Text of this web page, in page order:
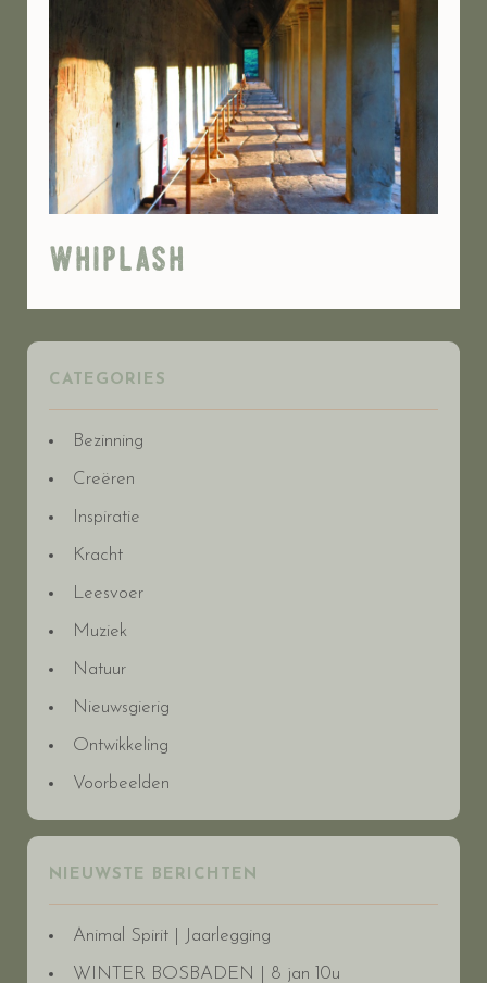
whiplash
CATEGORIES
Bezinning
Creëren
Inspiratie
Kracht
Leesvoer
Muziek
Natuur
Nieuwsgierig
Ontwikkeling
Voorbeelden
NIEUWSTE BERICHTEN
Animal Spirit | Jaarlegging
WINTER BOSBADEN | 8 jan 10u